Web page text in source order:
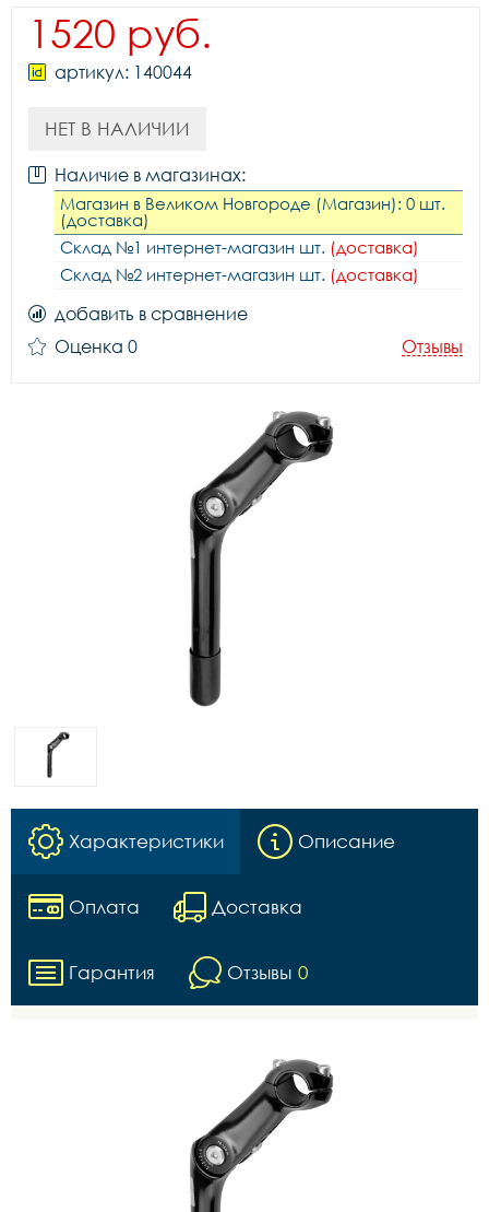
1520 руб.
артикул: 140044
НЕТ В НАЛИЧИИ
Наличие в магазинах:
Магазин в Великом Новгороде (Магазин): 0 шт.
(доставка)
Склад №1 интернет-магазин шт. (доставка)
Склад №2 интернет-магазин шт. (доставка)
добавить в сравнение
Оценка 0
Отзывы
Характеристики Описание
Оплата Доставка
Гарантия Отзывы 0